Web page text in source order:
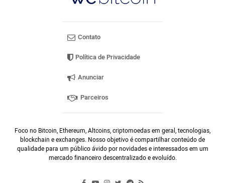
Contato
Política de Privacidade
Anunciar
Parceiros
Foco no Bitcoin, Ethereum, Altcoins, criptomoedas em geral, tecnologias,
blockchain e exchanges. Nosso objetivo é compartilhar conteúdo de
qualidade para um público ávido por novidades e interessados em um
mercado financeiro descentralizado e evoluído.